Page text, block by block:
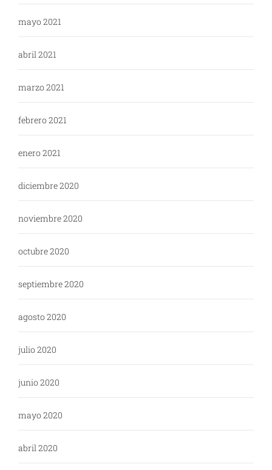
mayo 2021
abril 2021
marzo 2021
febrero 2021
enero 2021
diciembre 2020
noviembre 2020
octubre 2020
septiembre 2020
agosto 2020
julio 2020
junio 2020
mayo 2020
abril 2020